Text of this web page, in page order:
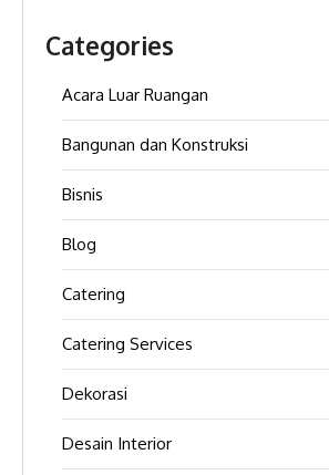
Categories
Acara Luar Ruangan
Bangunan dan Konstruksi
Bisnis
Blog
Catering
Catering Services
Dekorasi
Desain Interior